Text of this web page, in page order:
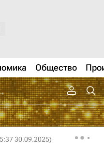
Общество
30.09.2025)